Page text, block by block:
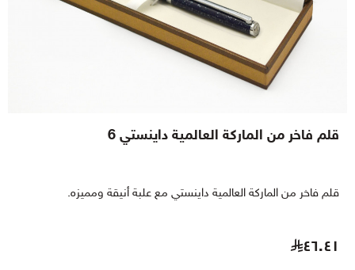
قلم فاخر من الماركة العالمية داينستي 6
قلم فاخر من الماركة العالمية داينستي مع علبة أنيقة ومميزه.
٤٦.٤١